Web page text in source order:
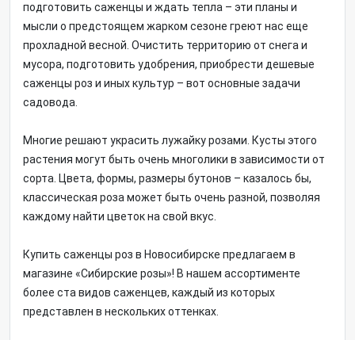
подготовить саженцы и ждать тепла – эти планы и
мысли о предстоящем жарком сезоне греют нас еще
прохладной весной. Очистить территорию от снега и
мусора, подготовить удобрения, приобрести дешевые
саженцы роз и иных культур – вот основные задачи
садовода.
Многие решают украсить лужайку розами. Кусты этого
растения могут быть очень многолики в зависимости от
сорта. Цвета, формы, размеры бутонов – казалось бы,
классическая роза может быть очень разной, позволяя
каждому найти цветок на свой вкус.
Купить саженцы роз в Новосибирске предлагаем в
магазине «Сибирские розы»! В нашем ассортименте
более ста видов саженцев, каждый из которых
представлен в нескольких оттенках.